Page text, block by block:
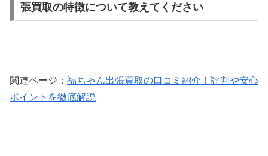
張買取の特徴について教えてください
関連ページ： 福ちゃん出張買取の口コミ紹介！評判や安心
ポイントを徹底解説